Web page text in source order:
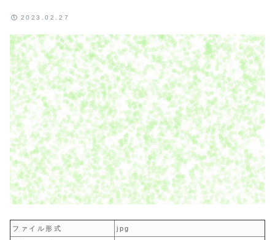
2023.02.27
ファイル形式 jpg